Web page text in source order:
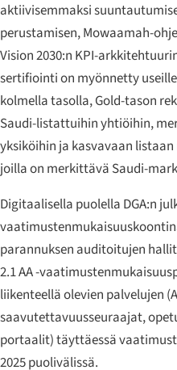
aktiivisemmaksi
perustamisen, Mowaamah-
Vision 2030:n KPI-
sertifiointi on myönnetty
kolmella tasolla, Gold-tason
Saudi-listattuihin yhtiöihin,
yksiköihin ja kasvavaan
joilla on merkittävä Saudi-
Digitaalisella puolella DGA:n
parannuksen auditoitujen
2.1 AA -
liikenteellä olevien palvelujen
saavutettavuusseuraajat,
portaalit) täyttäessä
2025 puolivälissä.